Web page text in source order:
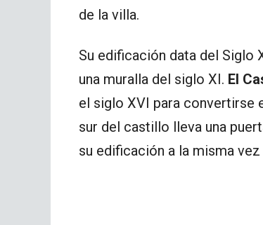
de la villa.
Su edificación data del
una muralla del siglo XI. El
el siglo XVI para convertirse
sur del castillo lleva una
su edificación a la misma